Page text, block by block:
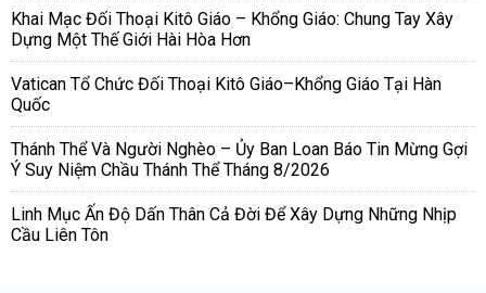
Khai Mạc Đối Thoại Kitô Giáo – Khổng Giáo: Chung Tay Xây
Dựng Một Thế Giới Hài Hòa Hơn
Vatican Tổ Chức Đối Thoại Kitô Giáo–Khổng Giáo Tại Hàn
Quốc
Thánh Thể Và Người Nghèo – Ủy Ban Loan Báo Tin Mừng Gợi
Ý Suy Niệm Chầu Thánh Thể Tháng 8/2026
Linh Mục Ấn Độ Dấn Thân Cả Đời Để Xây Dựng Những Nhịp
Cầu Liên Tôn